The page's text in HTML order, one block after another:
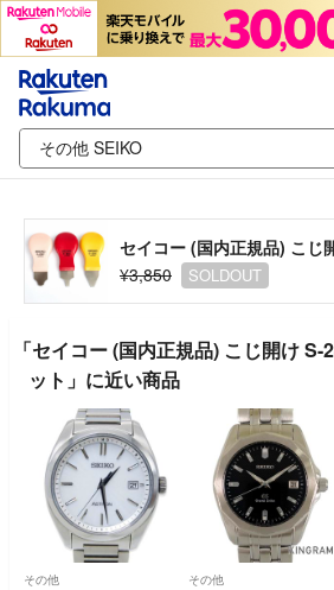
¥3,850
SOLDOUT
「セイコー (国内正規品) こじ開け
ット」に近い商品
その他 その他